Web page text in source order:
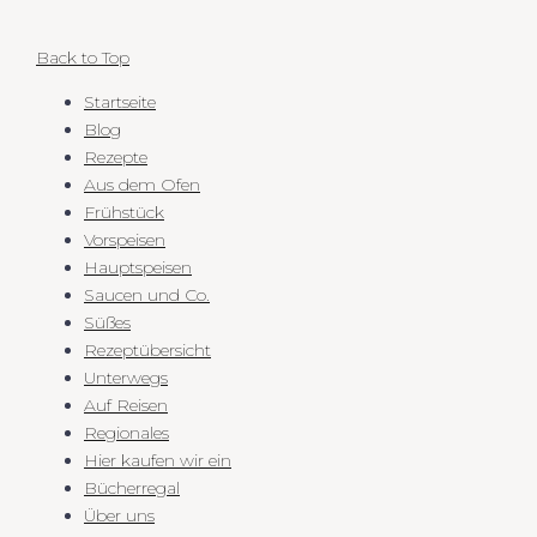
Back to Top
Startseite
Blog
Rezepte
Aus dem Ofen
Frühstück
Vorspeisen
Hauptspeisen
Saucen und Co.
Süßes
Rezeptübersicht
Unterwegs
Auf Reisen
Regionales
Hier kaufen wir ein
Bücherregal
Über uns